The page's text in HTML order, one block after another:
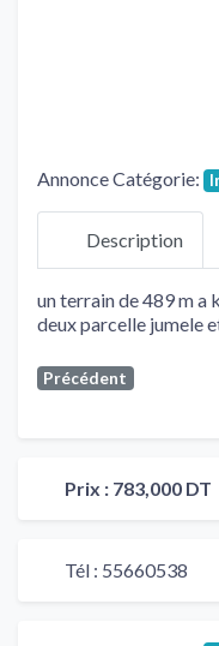
Annonce Catégorie:
Description
un terrain de 489 m a
deux parcelle jumele
Précédent
Prix : 783,000 DT
Tél : 55660538